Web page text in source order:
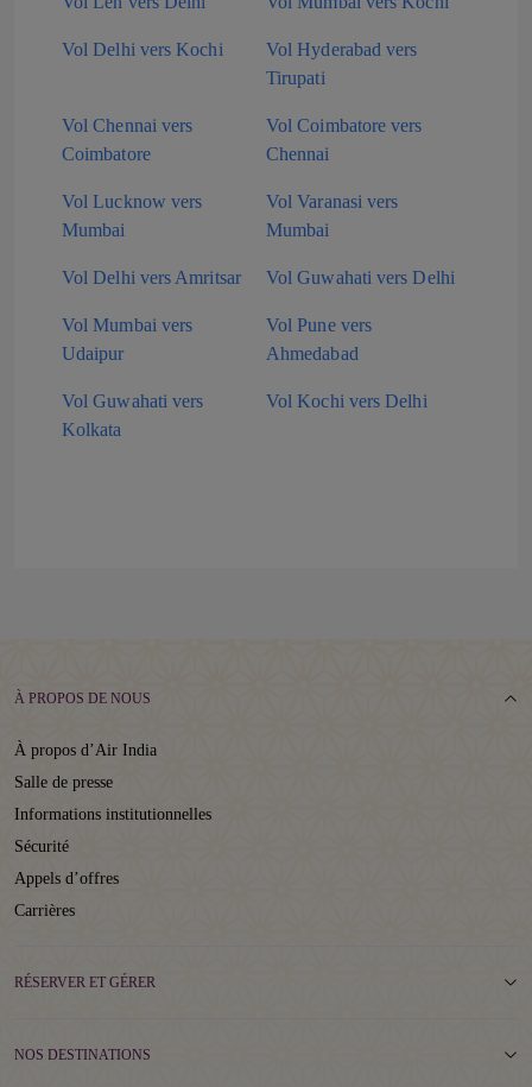
Vol Delhi vers Kochi
Vol Hyderabad vers
Tirupati
Vol Chennai vers
Coimbatore
Vol Coimbatore vers
Chennai
Vol Lucknow vers
Mumbai
Vol Varanasi vers
Mumbai
Vol Delhi vers Amritsar Vol Guwahati vers Delhi
Vol Mumbai vers
Udaipur
Vol Pune vers
Ahmedabad
Vol Guwahati vers
Kolkata
Vol Kochi vers Delhi
À PROPOS DE NOUS
À propos d’Air India
Salle de presse
Informations institutionnelles
Sécurité
Appels d’offres
Carrières
RÉSERVER ET GÉRER
NOS DESTINATIONS